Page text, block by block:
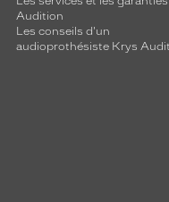
Audition
Les conseils d'un
audioprothésiste Krys